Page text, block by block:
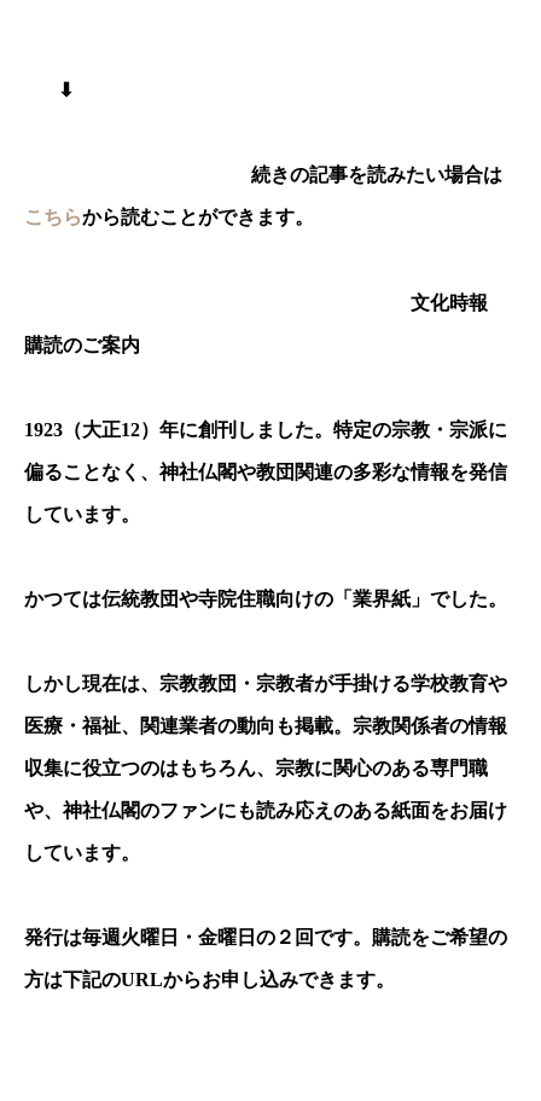
⬇︎
続きの記事を読みたい場合は
こちらから読むことができます。
文化時報
購読のご案内
1923 （大正12）年に創刊しました。特定の宗教・宗派に
偏ることなく、神社仏閣や教団関連の多彩な情報を発信
しています。
かつては伝統教団や寺院住職向けの「業界紙」でした。
しかし現在は、宗教教団・宗教者が手掛ける学校教育や
医療・福祉、関連業者の動向も掲載。宗教関係者の情報
収集に役立つのはもちろん、宗教に関心のある専門職
や、神社仏閣のファンにも読み応えのある紙面をお届け
しています。
発行は毎週火曜日・金曜日の２回です。購読をご希望の
方は下記のURLからお申し込みできます。